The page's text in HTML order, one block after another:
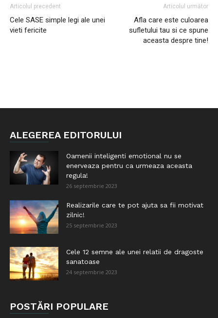
Articolul precedent
Cele SASE simple legi ale unei
vieti fericite
Articolul următor
Afla care este culoarea
sufletului tau si ce spune
aceasta despre tine!
ALEGEREA EDITORULUI
Oamenii inteligenti emotional nu se
enerveaza pentru ca urmeaza aceasta
regula!
26 septembrie 2023
Realizarile care te pot ajuta sa fii motivat
zilnic!
25 septembrie 2023
Cele 12 semne ale unei relatii de dragoste
sanatoase
24 septembrie 2023
POSTĂRI POPULARE